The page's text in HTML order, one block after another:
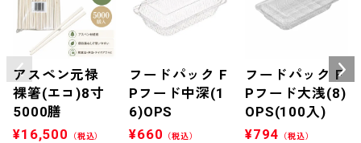
アスペン元禄
裸箸(エコ)8寸
5000膳
¥16,500 （税込）
フードパック F
Pフード中深(1
6)OPS
¥660 （税込）
フードパック F
Pフード大浅(8)
OPS(100入)
¥794 （税込）